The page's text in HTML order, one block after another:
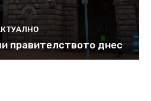
правителството днес